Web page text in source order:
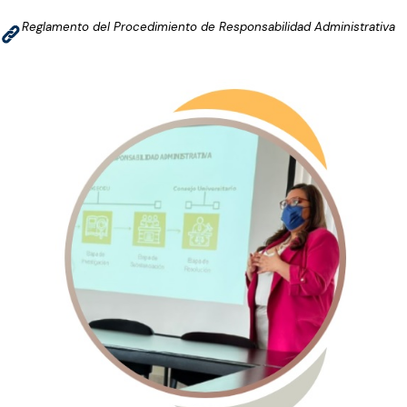
Reglamento del Procedimiento de Responsabilidad Administrativa